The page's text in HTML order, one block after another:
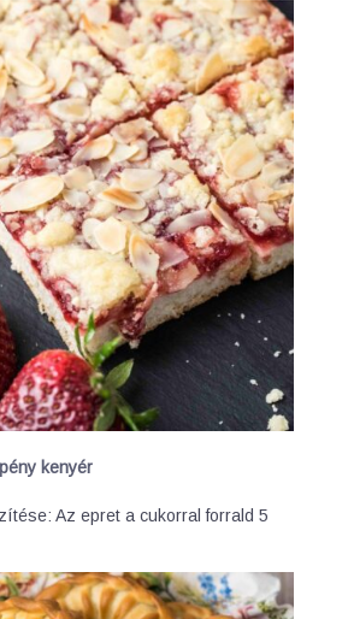
kenyér
Az epret a cukorral forrald 5